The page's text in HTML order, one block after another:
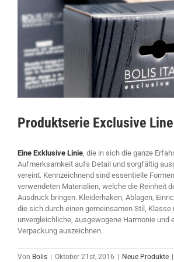
Bild
Produktserie Exclusive Line
Eine Exklusive Linie, die in sich die ganze
Aufmerksamkeit aufs Detail und sorgfältig
vereint. Kennzeichnend sind essentielle
verwendeten Materialien, welche die Reinheit
Ausdruck bringen. Kleiderhaken, Ablagen,
die sich durch einen gemeinsamen Stil, Klasse
unvergleichliche, ausgewogene Harmonie und
Verpackung auszeichnen.
Von Bolis Oktober 21st, 2016 Neue Produkte